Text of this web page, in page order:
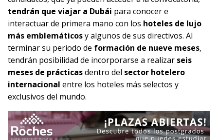
tendrán que viajar a Dubái para conocer e
interactuar de primera mano con los hoteles de lujo
más emblemáticosy algunos de sus directivos. Al
terminar su periodo de formación de nueve meses,
tendrán posibilidad de incorporarse a realizar seis
meses de prácticasdentro del sector hotelero
internacional entre los hoteles más selectos y
exclusivos del mundo.